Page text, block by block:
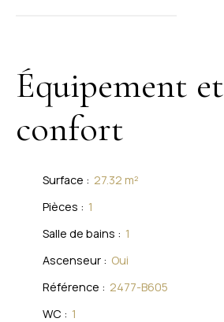
Équipement et
confort
Surface : 27.32 m²
Pièces : 1
Salle de bains : 1
Ascenseur : Oui
Référence : 2477-B605
WC : 1